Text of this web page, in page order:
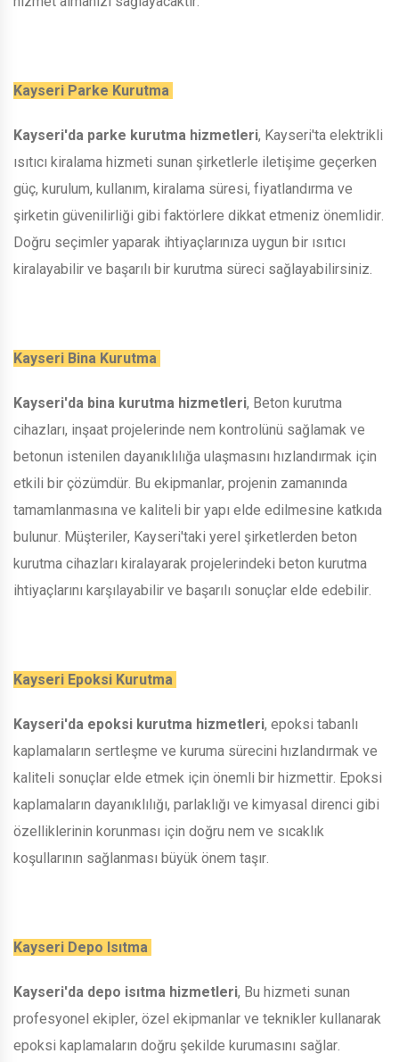
Kayseri Parke Kurutma
Kayseri'da parke kurutma hizmetleri, Kayseri'ta elektrikli
ısıtıcı kiralama hizmeti sunan şirketlerle iletişime geçerken
güç, kurulum, kullanım, kiralama süresi, fiyatlandırma ve
şirketin güvenilirliği gibi faktörlere dikkat etmeniz önemlidir.
Doğru seçimler yaparak ihtiyaçlarınıza uygun bir ısıtıcı
kiralayabilir ve başarılı bir kurutma süreci sağlayabilirsiniz.
Kayseri Bina Kurutma
Kayseri'da bina kurutma hizmetleri, Beton kurutma
cihazları, inşaat projelerinde nem kontrolünü sağlamak ve
betonun istenilen dayanıklılığa ulaşmasını hızlandırmak için
etkili bir çözümdür. Bu ekipmanlar, projenin zamanında
tamamlanmasına ve kaliteli bir yapı elde edilmesine katkıda
bulunur. Müşteriler, Kayseri'taki yerel şirketlerden beton
kurutma cihazları kiralayarak projelerindeki beton kurutma
ihtiyaçlarını karşılayabilir ve başarılı sonuçlar elde edebilir.
Kayseri Epoksi Kurutma
Kayseri'da epoksi kurutma hizmetleri, epoksi tabanlı
kaplamaların sertleşme ve kuruma sürecini hızlandırmak ve
kaliteli sonuçlar elde etmek için önemli bir hizmettir. Epoksi
kaplamaların dayanıklılığı, parlaklığı ve kimyasal direnci gibi
özelliklerinin korunması için doğru nem ve sıcaklık
koşullarının sağlanması büyük önem taşır.
Kayseri Depo Isıtma
Kayseri'da depo isıtma hizmetleri, Bu hizmeti sunan
profesyonel ekipler, özel ekipmanlar ve teknikler kullanarak
epoksi kaplamaların doğru şekilde kurumasını sağlar.